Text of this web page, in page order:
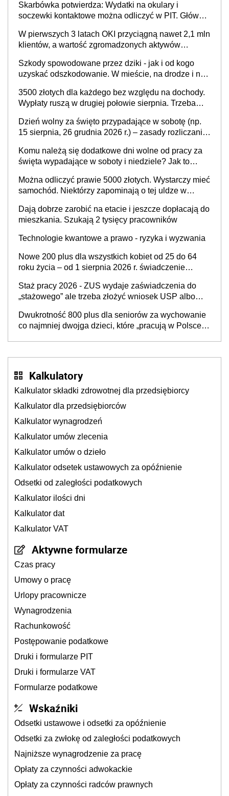
Skarbówka potwierdza: Wydatki na okulary i
soczewki kontaktowe można odliczyć w PIT. Główny
Częściowe dofinansowanie (np. z zfśs) pomniejsza
odliczenie
W pierwszych 3 latach OKI przyciągną nawet 2,1 mln
klientów, a wartość zgromadzonych aktywów
Szkody spowodowane przez dziki - jak i od kogo
uzyskać odszkodowanie. W mieście, na drodze i na
3500 złotych dla każdego bez względu na dochody.
Wypłaty ruszą w drugiej połowie sierpnia. Trzeba
Dzień wolny za święto przypadające w sobotę (np.
15 sierpnia, 26 grudnia 2026 r.) – zasady rozliczania
i administracja publiczna), najczęstsze pytania
Komu należą się dodatkowe dni wolne od pracy za
święta wypadające w soboty i niedziele? Jak to
Można odliczyć prawie 5000 złotych. Wystarczy mieć
samochód. Niektórzy zapominają o tej uldze w
Dają dobrze zarobić na etacie i jeszcze dopłacają do
mieszkania. Szukają 2 tysięcy pracowników
Technologie kwantowe a prawo - ryzyka i wyzwania
Nowe 200 plus dla wszystkich kobiet od 25 do 64
roku życia – od 1 sierpnia 2026 r. świadczenie
Staż pracy 2026 - ZUS wydaje zaświadczenia do
„stażowego” ale trzeba złożyć wniosek USP albo
zaświadczenie z ZUS?
Dwukrotność 800 plus dla seniorów za wychowanie
co najmniej dwojga dzieci, które „pracują w Polsce i
Kalkulatory
Kalkulator składki zdrowotnej dla przedsiębiorcy
Kalkulator dla przedsiębiorców
Kalkulator wynagrodzeń
Kalkulator umów zlecenia
Kalkulator umów o dzieło
Kalkulator odsetek ustawowych za opóźnienie
Odsetki od zaległości podatkowych
Kalkulator ilości dni
Kalkulator dat
Kalkulator VAT
Aktywne formularze
Czas pracy
Umowy o pracę
Urlopy pracownicze
Wynagrodzenia
Rachunkowość
Postępowanie podatkowe
Druki i formularze PIT
Druki i formularze VAT
Formularze podatkowe
Wskaźniki
Odsetki ustawowe i odsetki za opóźnienie
Odsetki za zwłokę od zaległości podatkowych
Najniższe wynagrodzenie za pracę
Opłaty za czynności adwokackie
Opłaty za czynności radców prawnych